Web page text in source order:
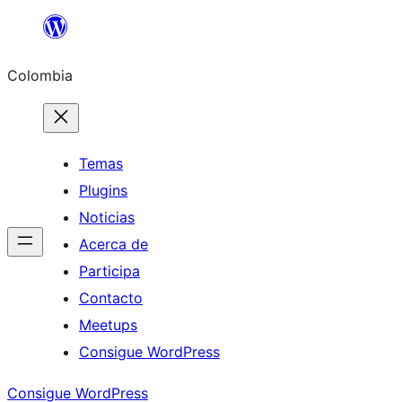
Saltar
contenido
Colombia
Temas
Plugins
Noticias
Acerca de
Participa
Contacto
Meetups
Consigue WordPress
Consigue WordPress